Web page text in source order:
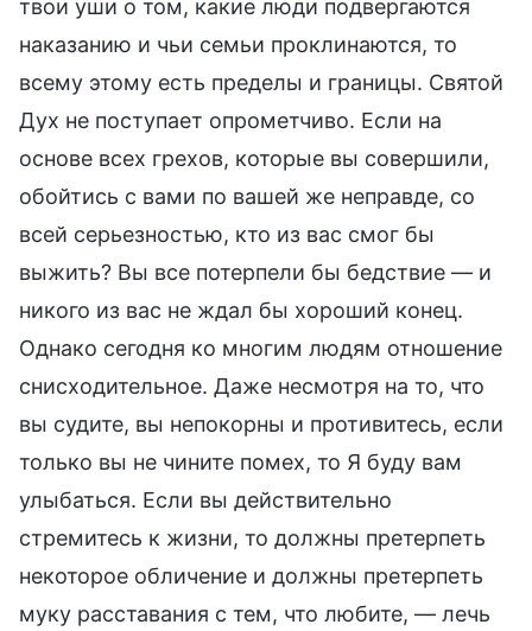
твои уши о том, какие люди подвергаются
наказанию и чьи семьи проклинаются, то
всему этому есть пределы и границы. Святой
Дух не поступает опрометчиво. Если на
основе всех грехов, которые вы совершили,
обойтись с вами по вашей же неправде, со
всей серьезностью, кто из вас смог бы
выжить? Вы все потерпели бы бедствие — и
никого из вас не ждал бы хороший конец.
Однако сегодня ко многим людям отношение
снисходительное. Даже несмотря на то, что
вы судите, вы непокорны и противитесь, если
только вы не чините помех, то Я буду вам
улыбаться. Если вы действительно
стремитесь к жизни, то должны претерпеть
некоторое обличение и должны претерпеть
муку расставания с тем, что любите, — лечь